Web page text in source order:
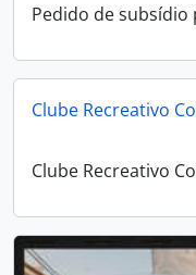
Pedido de
Clube Recreativo
Clube Recreativo